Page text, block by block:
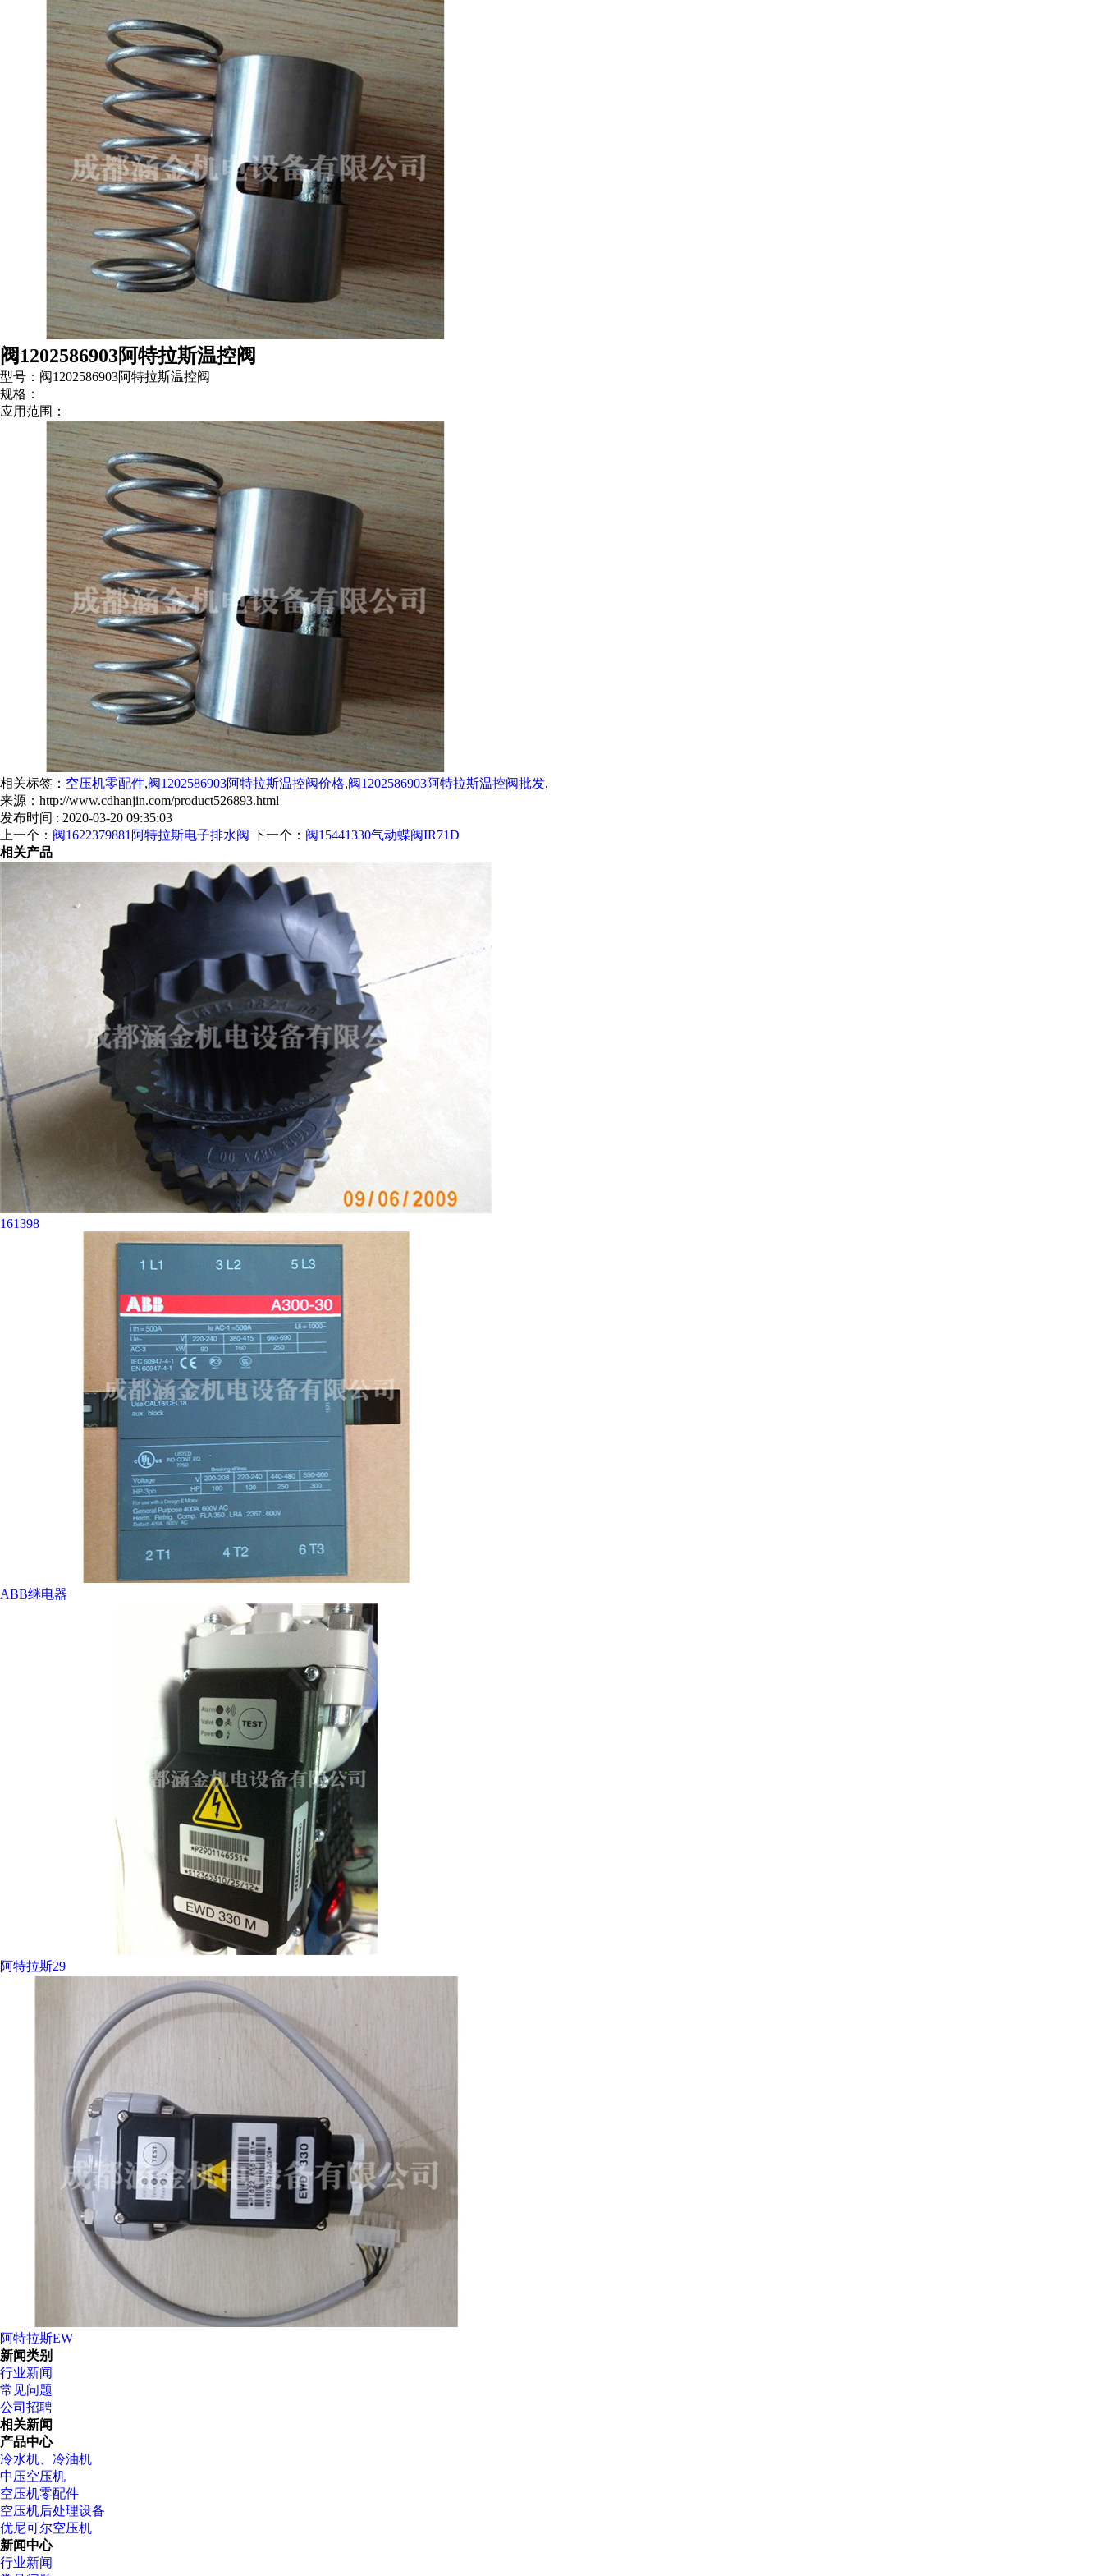
阀1202586903阿特拉斯温控阀
型号：阀1202586903阿特拉斯温控阀
规格：
应用范围：
相关标签： 空压机零配件,阀1202586903阿特拉斯温控阀价格,阀1202586903阿特拉斯温控阀批发,
来源：http://www.cdhanjin.com/product526893.html
发布时间 : 2020-03-20 09:35:03
上一个： 阀1622379881阿特拉斯电子排水阀 下一个： 阀15441330气动蝶阀IR71D
相关产品
161398
ABB继电器
阿特拉斯29
阿特拉斯EW
新闻类别
行业新闻
常见问题
公司招聘
相关新闻
产品中心
冷水机、冷油机
中压空压机
空压机零配件
空压机后处理设备
优尼可尔空压机
新闻中心
行业新闻